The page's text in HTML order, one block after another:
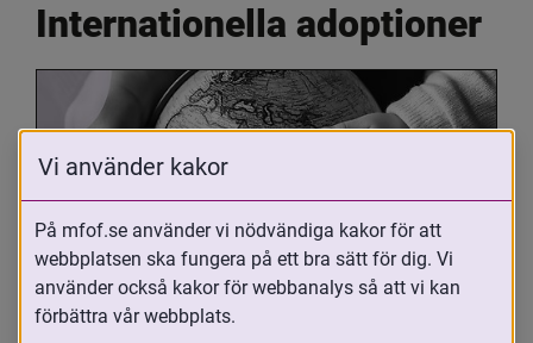
Internationella adoptioner
Oavsett om du är adopterad,
adoptivförälder eller arbetar med
Vi använder kakor
På mfof.se använder vi nödvändiga kakor för att
webbplatsen ska fungera på ett bra sätt för dig. Vi
använder också kakor för webbanalys så att vi kan
förbättra vår webbplats.